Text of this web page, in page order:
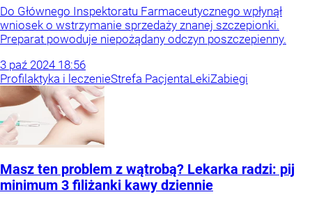
Do Głównego Inspektoratu Farmaceutycznego wpłynął
wniosek o wstrzymanie sprzedaży znanej szczepionki.
Preparat powoduje niepożądany odczyn poszczepienny.
3 paź 2024 18:56
Profilaktyka i leczenieStrefa PacjentaLekiZabiegi
Masz ten problem z wątrobą? Lekarka radzi: pij
minimum 3 filiżanki kawy dziennie